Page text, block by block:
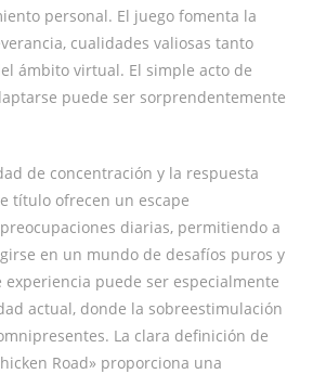
personal. El juego fomenta la
cualidades valiosas tanto
ámbito virtual. El simple acto de
puede ser sorprendentemente
de concentración y la respuesta
título ofrecen un escape
diarias, permitiendo a
en un mundo de desafíos puros y
experiencia puede ser especialmente
actual, donde la sobreestimulación
La clara definición de
Road» proporciona una